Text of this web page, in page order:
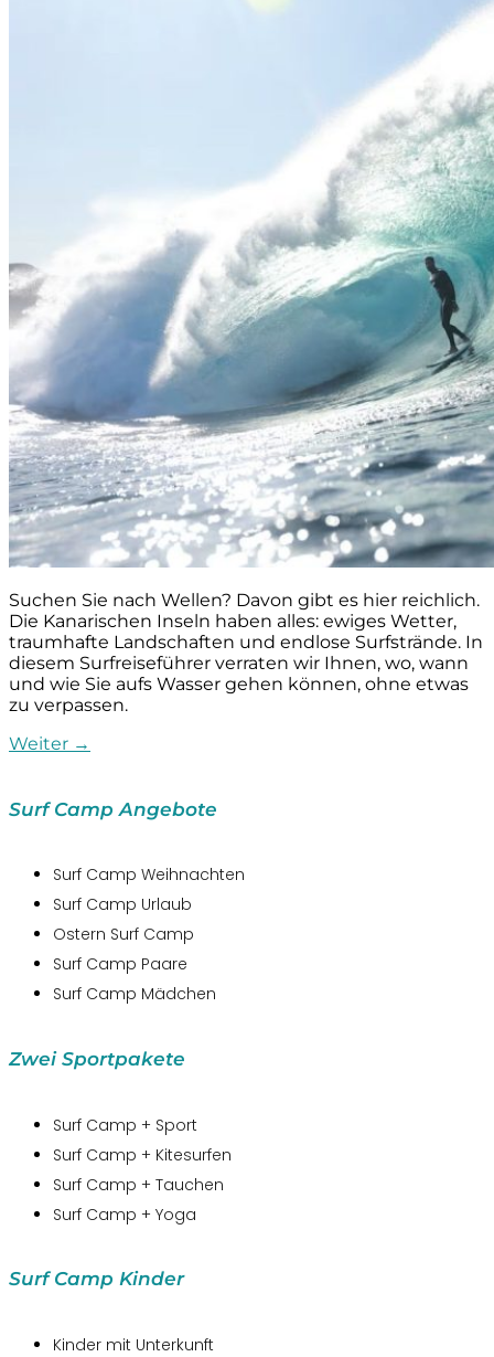
Suchen Sie nach Wellen? Davon gibt es hier reichlich.
Die Kanarischen Inseln haben alles: ewiges Wetter,
traumhafte Landschaften und endlose Surfstrände. In
diesem Surfreiseführer verraten wir Ihnen, wo, wann
und wie Sie aufs Wasser gehen können, ohne etwas
zu verpassen.
Weiter →
Surf Camp Angebote
Surf Camp Weihnachten
Surf Camp Urlaub
Ostern Surf Camp
Surf Camp Paare
Surf Camp Mädchen
Zwei Sportpakete
Surf Camp + Sport
Surf Camp + Kitesurfen
Surf Camp + Tauchen
Surf Camp + Yoga
Surf Camp Kinder
Kinder mit Unterkunft